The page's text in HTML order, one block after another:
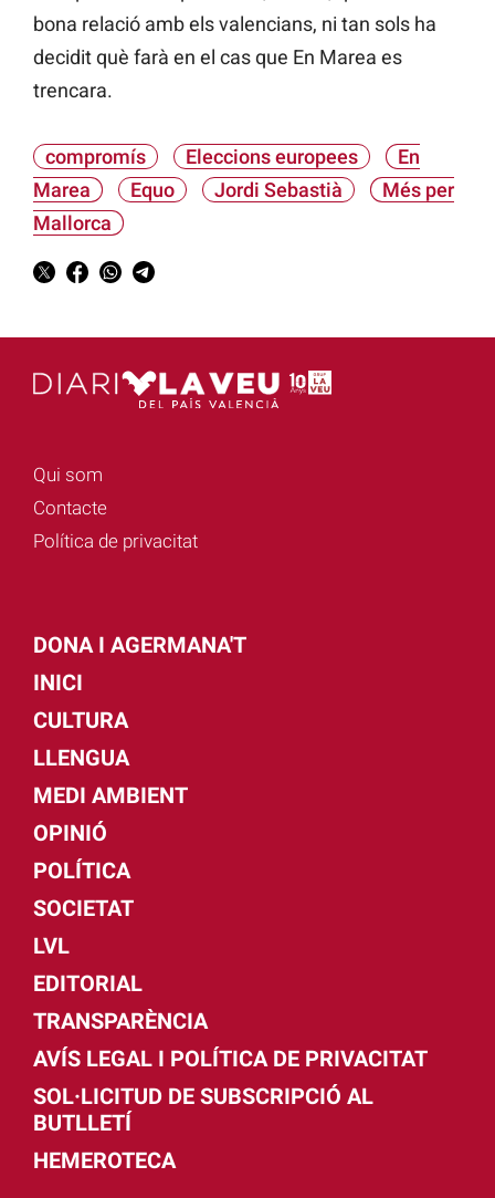
bona relació amb els valencians, ni tan sols ha
decidit què farà en el cas que En Marea es
trencara.
compromís Eleccions europees
En
Marea
Equo Jordi Sebastià
Més per
Mallorca
Qui som
Contacte
Política de privacitat
DONA I AGERMANA'T
INICI
CULTURA
LLENGUA
MEDI AMBIENT
OPINIÓ
POLÍTICA
SOCIETAT
LVL
EDITORIAL
TRANSPARÈNCIA
AVÍS LEGAL I POLÍTICA DE PRIVACITAT
SOL·LICITUD DE SUBSCRIPCIÓ AL
BUTLLETÍ
HEMEROTECA